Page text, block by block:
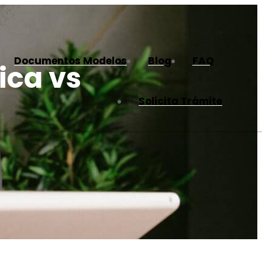
Documentos Modelos Blog FAQ
Solicita Trámite
vs